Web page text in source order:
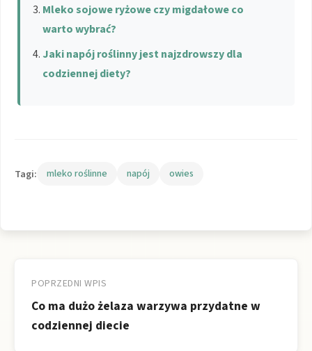
Mleko sojowe ryżowe czy migdałowe co
warto wybrać?
Jaki napój roślinny jest najzdrowszy dla
codziennej diety?
Tagi: mleko roślinne napój owies
wpisu
POPRZEDNI WPIS
Co ma dużo żelaza warzywa przydatne w
codziennej diecie